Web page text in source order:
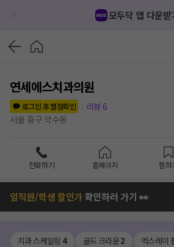
모두닥 앱 다운받
연세에스치과의원
로그인 후 별점확인
리뷰 6
서울 중구 약수동
전화하기 홈페이지 찜하
임직원/학생 할인가확인하러 가기 👀
치과 스케일링 4 골드 크라운2 엑스레이